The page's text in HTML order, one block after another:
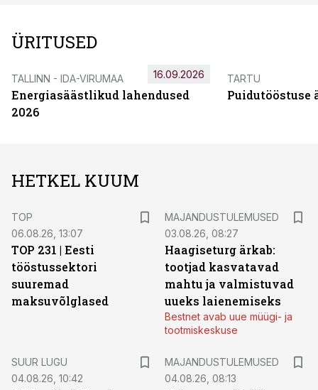
ÜRITUSED
TALLINN - IDA-VIRUMAA
Energiasäästlikud lahendused
2026
16.09.2026 TARTU
Puidutööstuse
HETKEL KUUM
TOP
06.08.26, 13:07
TOP 231 | Eesti
tööstussektori
suuremad
maksuvõlglased
MAJANDUSTULEMUSED
03.08.26, 08:27
Haagiseturg ärkab:
tootjad kasvatavad
mahtu ja valmistuvad
uueks laienemiseks
Bestnet avab uue müügi- ja
tootmiskeskuse
SUUR LUGU
04.08.26, 10:42
MAJANDUSTULEMUSED
04.08.26, 08:13